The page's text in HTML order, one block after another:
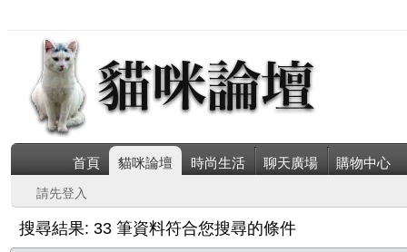
首頁 貓咪論壇 時尚生活 聊天廣場 購物中心
請先登入
搜尋結果: 33 筆資料符合您搜尋的條件